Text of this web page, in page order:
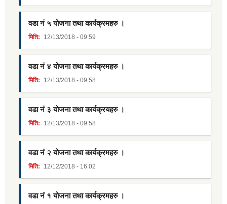
वडा नं ५ योजना तथा कार्यक्रमहरु ।
मिति: 12/13/2018 - 09:59
वडा नं ४ योजना तथा कार्यक्रमहरु ।
मिति: 12/13/2018 - 09:58
वडा नं ३ योजना तथा कार्यक्रयहरु ।
मिति: 12/13/2018 - 09:58
वडा नं २ योजना तथा कार्यक्रमहरु ।
मिति: 12/12/2018 - 16:02
वडा नं १ योजना तथा कार्यक्रमहरु ।